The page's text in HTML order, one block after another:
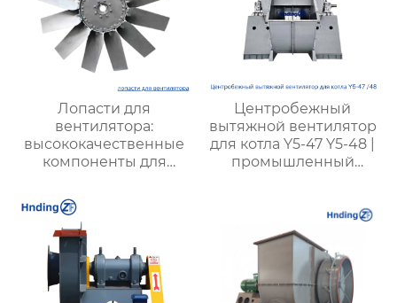
Лопасти для
вентилятора:
высококачественные
компоненты для
вентиляционных
Центробежный
вытяжной вентилятор
для котла Y5-47 Y5-48 |
промышленный
высокоэффективный
вытяжной вентилятор
для удаления пыли |
подходит для угля
любого качества